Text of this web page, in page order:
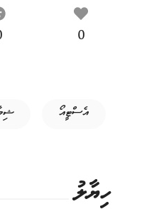
0
އެސްޓީއޯ
ހިޔާލު